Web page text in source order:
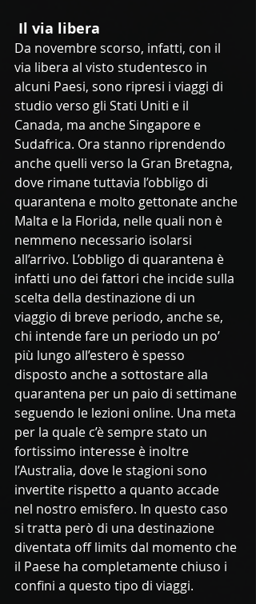
Il via libera
Da novembre scorso, infatti, con il
via libera al visto studentesco in
alcuni Paesi, sono ripresi i viaggi di
studio verso gli Stati Uniti e il
Canada, ma anche Singapore e
Sudafrica. Ora stanno riprendendo
anche quelli verso la Gran Bretagna,
dove rimane tuttavia l’obbligo di
quarantena e molto gettonate anche
Malta e la Florida, nelle quali non è
nemmeno necessario isolarsi
all’arrivo. L’obbligo di quarantena è
infatti uno dei fattori che incide sulla
scelta della destinazione di un
viaggio di breve periodo, anche se,
chi intende fare un periodo un po’
più lungo all’estero è spesso
disposto anche a sottostare alla
quarantena per un paio di settimane
seguendo le lezioni online. Una meta
per la quale c’è sempre stato un
fortissimo interesse è inoltre
l’Australia, dove le stagioni sono
invertite rispetto a quanto accade
nel nostro emisfero. In questo caso
si tratta però di una destinazione
diventata off limits dal momento che
il Paese ha completamente chiuso i
confini a questo tipo di viaggi.